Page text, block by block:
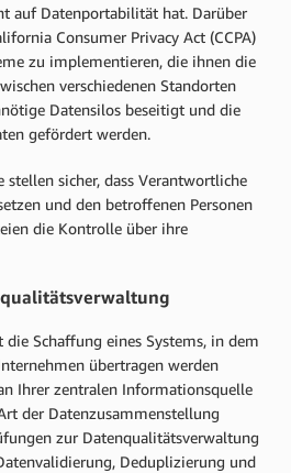
auf Datenportabilität hat. Darüber
Consumer Privacy Act (CCPA)
zu implementieren, die ihnen die
verschiedenen Standorten
Datensilos beseitigt und die
gefördert werden.
stellen sicher, dass Verantwortliche
und den betroffenen Personen
die Kontrolle über ihre
Schaffung eines Systems, in dem
übertragen werden
Ihrer zentralen Informationsquelle
der Datenzusammenstellung
zur Datenqualitätsverwaltung
Deduplizierung und